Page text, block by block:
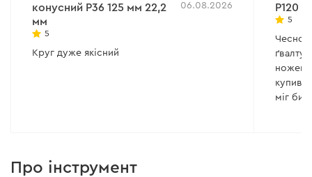
конусний Р36 125 мм 22,2
мм
5
06.08.2026
Круг дуже якісний
Р120
5
Чесно
ножем
купив
міг би
Про інструмент